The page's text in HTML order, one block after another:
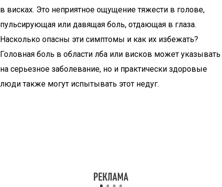
в висках. Это неприятное ощущение тяжести в голове,
пульсирующая или давящая боль, отдающая в глаза.
Насколько опасны эти симптомы и как их избежать?
Головная боль в области лба или висков может указывать
на серьезное заболевание, но и практически здоровые
люди также могут испытывать этот недуг.